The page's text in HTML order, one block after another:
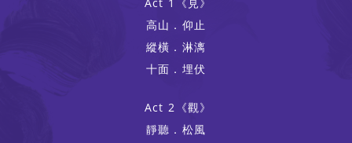
Act 1《見》
高山．仰止
縱橫．淋漓
十面．埋伏
Act 2《觀》
靜聽．松風